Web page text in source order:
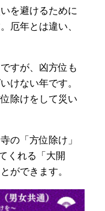
を避けるために
厄年とは違い、
すが、凶方位も
けない年です。
除けをして災い
の「方位除け」
くれる「大開
ができます。